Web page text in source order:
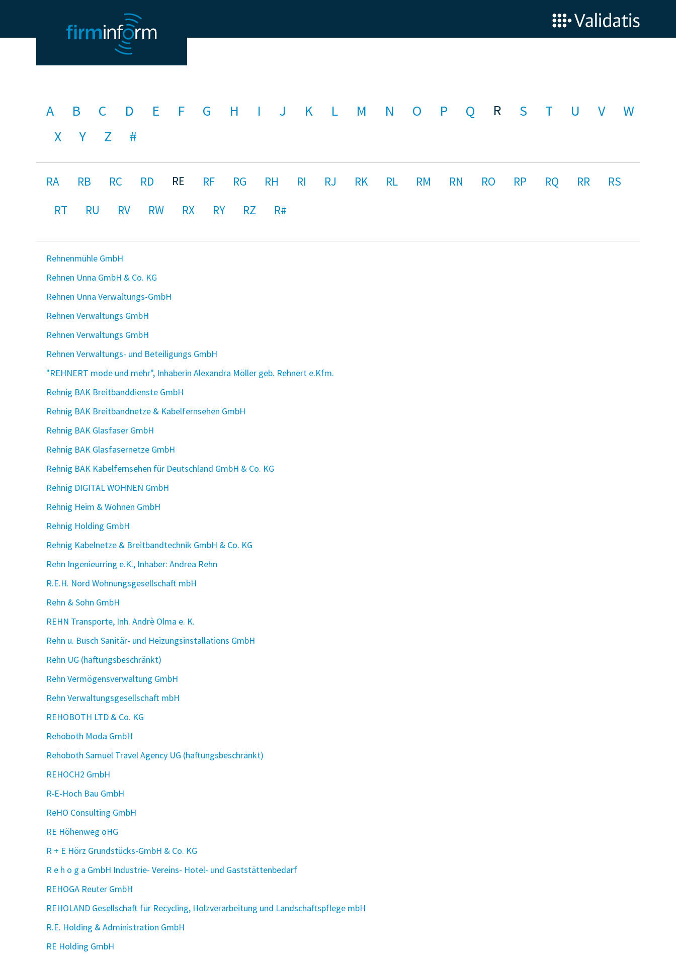
A B C D E F G H I J K L M N O P Q R S T U V
W
X
Y Z #
RA RB RC RD RE RF RG RH RI RJ RK RL RM RN RO RP RQ RR
RS
RT
RU RV RW RX RY RZ R#
Rehnenmühle GmbH
Rehnen Unna GmbH & Co. KG
Rehnen Unna Verwaltungs-GmbH
Rehnen Verwaltungs GmbH
Rehnen Verwaltungs GmbH
Rehnen Verwaltungs- und Beteiligungs GmbH
"REHNERT mode und mehr", Inhaberin Alexandra Möller geb. Rehnert e.Kfm.
Rehnig BAK Breitbanddienste GmbH
Rehnig BAK Breitbandnetze & Kabelfernsehen GmbH
Rehnig BAK Glasfaser GmbH
Rehnig BAK Glasfasernetze GmbH
Rehnig BAK Kabelfernsehen für Deutschland GmbH & Co. KG
Rehnig DIGITAL WOHNEN GmbH
Rehnig Heim & Wohnen GmbH
Rehnig Holding GmbH
Rehnig Kabelnetze & Breitbandtechnik GmbH & Co. KG
Rehn Ingenieurring e.K., Inhaber: Andrea Rehn
R.E.H. Nord Wohnungsgesellschaft mbH
Rehn & Sohn GmbH
REHN Transporte, Inh. Andrè Olma e. K.
Rehn u. Busch Sanitär- und Heizungsinstallations GmbH
Rehn UG (haftungsbeschränkt)
Rehn Vermögensverwaltung GmbH
Rehn Verwaltungsgesellschaft mbH
REHOBOTH LTD & Co. KG
Rehoboth Moda GmbH
Rehoboth Samuel Travel Agency UG (haftungsbeschränkt)
REHOCH2 GmbH
R-E-Hoch Bau GmbH
ReHO Consulting GmbH
RE Höhenweg oHG
R + E Hörz Grundstücks-GmbH & Co. KG
R e h o g a GmbH Industrie- Vereins- Hotel- und Gaststättenbedarf
REHOGA Reuter GmbH
REHOLAND Gesellschaft für Recycling, Holzverarbeitung und Landschaftspflege mbH
R.E. Holding & Administration GmbH
RE Holding GmbH